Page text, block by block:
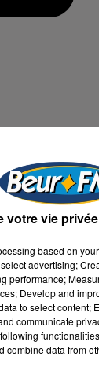
votre vie
based on
advertising;
performance;
Develop and
to select content;
communicate
data from